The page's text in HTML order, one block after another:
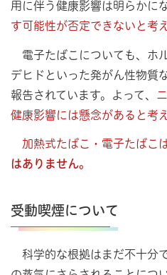
用に伴う健康影響は明らかに
す可能性が否定できないと考
電子たばこについても、ホ
デヒドといった発がん性物質
報告されています。よって、
健康影響には懸念があると考
加熱式たばこ・電子たばこ
はありません。
受動喫煙について
科学的な根拠はまだ不十分